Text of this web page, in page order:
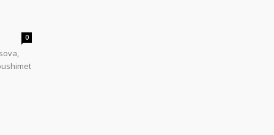
0